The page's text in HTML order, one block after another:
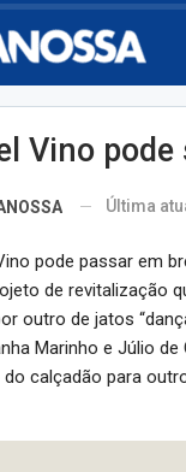
Vino
Última
pode passar em
de revitalização
outro de jatos
Marinho e Júlio
calçadão para